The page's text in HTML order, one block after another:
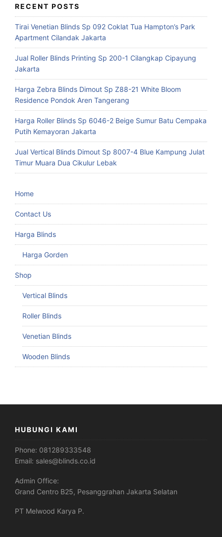
RECENT POSTS
Tirai Venetian Blinds Sp 092 Coklat Tua Hampton’s Park
Apartment Cilandak Jakarta
Jual Roller Blinds Printing Sp 200-1 Cilangkap Cipayung
Jakarta
Harga Zebra Blinds Dimout Sp Z88-21 White Bloom
Residence Pondok Aren Tangerang
Harga Roller Blinds Sp 6046-2 Beige Sumur Batu Cempaka
Putih Kemayoran Jakarta
Jual Vertical Blinds Dimout Sp 8007-4 Blue Kampung Julat
Timur Muara Dua Cikulur Lebak
Home
Contact Us
Harga Blinds
Harga Gorden
Shop
Vertical Blinds
Roller Blinds
Venetian Blinds
Wooden Blinds
HUBUNGI KAMI
Phone: 081289333548
Email: sales@blinds.co.id
Admin Office:
Grand Centro B25, Pesanggrahan Jakarta Selatan
PT Melwood Karya P.